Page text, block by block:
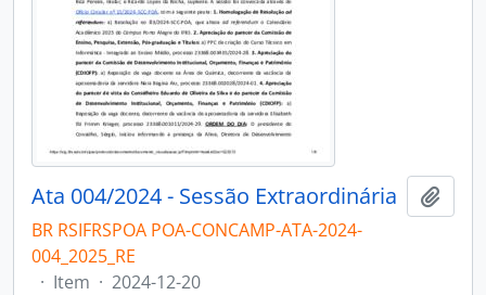
Ata 004/2024 - Sessão Extraordinária
BR RSIFRSPOA POA-CONCAMP-ATA-2024-
004_2025_RE
· Item · 2024-12-20